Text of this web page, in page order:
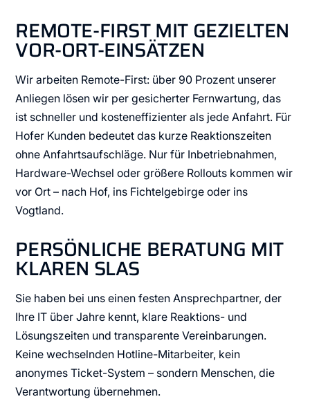
REMOTE-FIRST MIT GEZIELTEN
VOR-ORT-EINSÄTZEN
Wir arbeiten Remote-First: über 90 Prozent unserer
Anliegen lösen wir per gesicherter Fernwartung, das
ist schneller und kosteneffizienter als jede Anfahrt. Für
Hofer Kunden bedeutet das kurze Reaktionszeiten
ohne Anfahrtsaufschläge. Nur für Inbetriebnahmen,
Hardware-Wechsel oder größere Rollouts kommen wir
vor Ort – nach Hof, ins Fichtelgebirge oder ins
Vogtland.
PERSÖNLICHE BERATUNG MIT
KLAREN SLAS
Sie haben bei uns einen festen Ansprechpartner, der
Ihre IT über Jahre kennt, klare Reaktions- und
Lösungszeiten und transparente Vereinbarungen.
Keine wechselnden Hotline-Mitarbeiter, kein
anonymes Ticket-System – sondern Menschen, die
Verantwortung übernehmen.